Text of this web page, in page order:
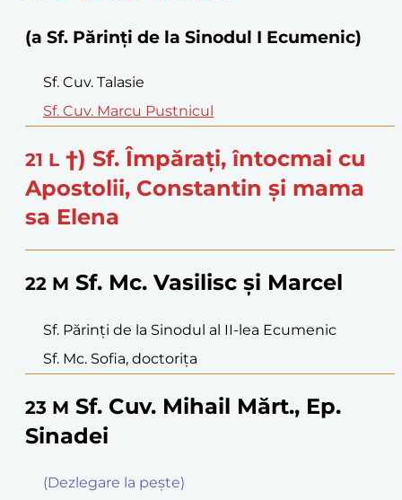
(a Sf. Părinți de la Sinodul I Ecumenic)
Sf. Cuv. Talasie
Sf. Cuv. Marcu Pustnicul
21 L †) Sf. Împăraţi, întocmai cu
Apostolii, Constantin şi mama
sa Elena
22 M Sf. Mc. Vasilisc şi Marcel
Sf. Părinţi de la Sinodul al II-lea Ecumenic
Sf. Mc. Sofia, doctoriţa
23 M Sf. Cuv. Mihail Mărt., Ep.
Sinadei
(Dezlegare la peşte)